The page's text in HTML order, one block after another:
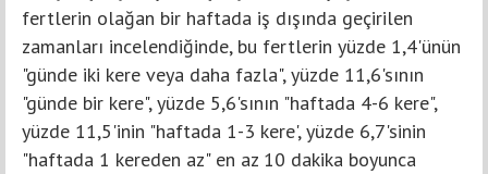
fertlerin olağan bir haftada iş dışında geçirilen
zamanları incelendiğinde, bu fertlerin yüzde 1,4'ünün
"günde iki kere veya daha fazla", yüzde 11,6'sının
"günde bir kere", yüzde 5,6'sının "haftada 4-6 kere",
yüzde 11,5'inin "haftada 1-3 kere', yüzde 6,7'sinin
"haftada 1 kereden az" en az 10 dakika boyunca